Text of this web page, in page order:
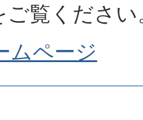
ご覧ください
ムページ